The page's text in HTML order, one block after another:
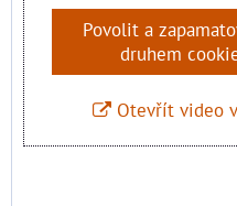
Povolit a
druhem
Otevřít video